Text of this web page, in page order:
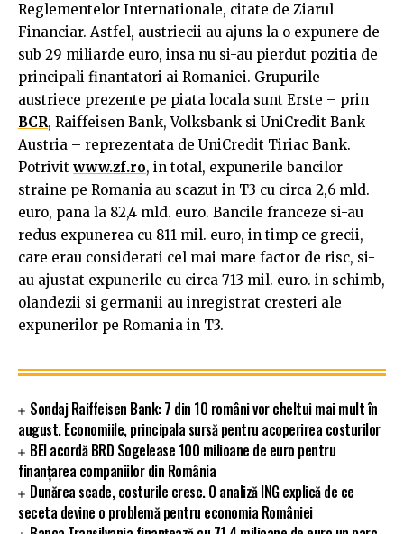
Reglementelor Internationale, citate de Ziarul
Financiar. Astfel, austriecii au ajuns la o expunere de
sub 29 miliarde euro, insa nu si-au pierdut pozitia de
principali finantatori ai Romaniei. Grupurile
austriece prezente pe piata locala sunt Erste – prin
BCR, Raiffeisen Bank, Volksbank si UniCredit Bank
Austria – reprezentata de UniCredit Tiriac Bank.
Potrivit www.zf.ro, in total, expunerile bancilor
straine pe Romania au scazut in T3 cu circa 2,6 mld.
euro, pana la 82,4 mld. euro. Bancile franceze si-au
redus expunerea cu 811 mil. euro, in timp ce grecii,
care erau considerati cel mai mare factor de risc, si-
au ajustat expunerile cu circa 713 mil. euro. in schimb,
olandezii si germanii au inregistrat cresteri ale
expunerilor pe Romania in T3.
Sondaj Raiffeisen Bank: 7 din 10 români vor cheltui mai mult în
august. Economiile, principala sursă pentru acoperirea costurilor
BEI acordă BRD Sogelease 100 milioane de euro pentru
finanțarea companiilor din România
Dunărea scade, costurile cresc. O analiză ING explică de ce
seceta devine o problemă pentru economia României